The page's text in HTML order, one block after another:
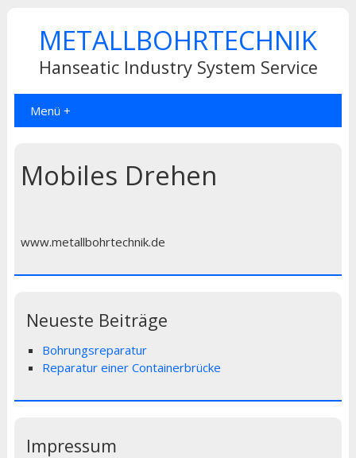
METALLBOHRTECHNIK
Hanseatic Industry System Service
Menü +
Mobiles Drehen
www.metallbohrtechnik.de
Neueste Beiträge
Bohrungsreparatur
Reparatur einer Containerbrücke
Impressum